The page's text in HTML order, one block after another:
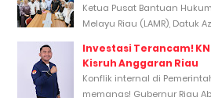
Ketua Pusat Bantuan
Melayu Riau (LAMR), Datuk
Investasi Terancam!
Kisruh Anggaran Riau
Konflik internal di
memanas! Gubernur Riau